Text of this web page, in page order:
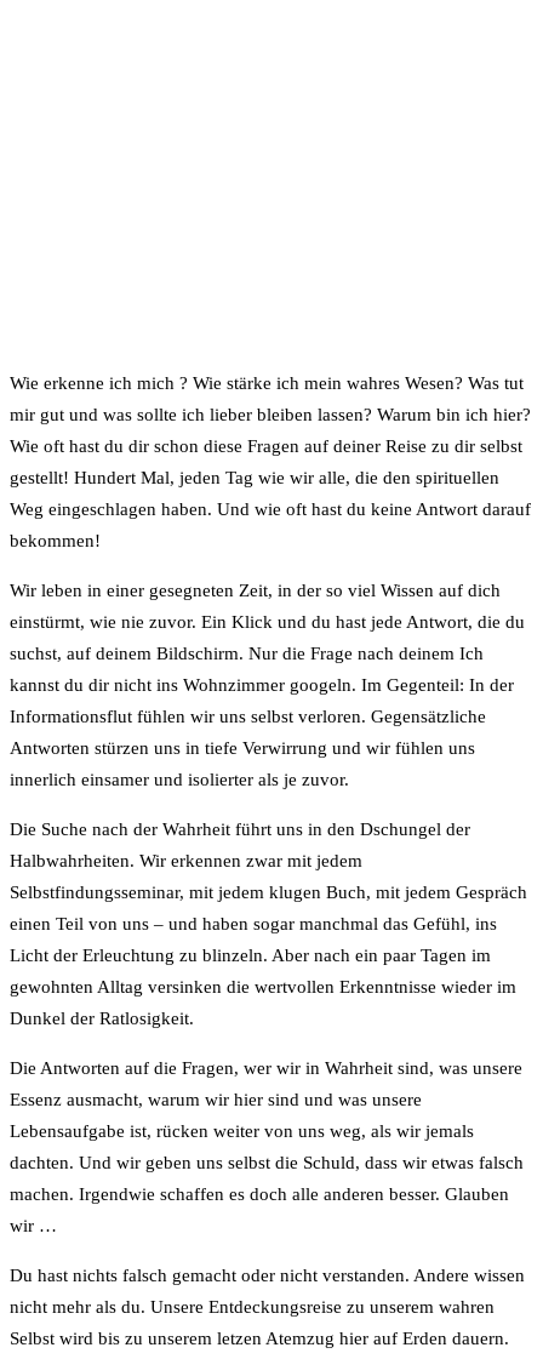
Wie erkenne ich mich ? Wie stärke ich mein wahres Wesen? Was tut
mir gut und was sollte ich lieber bleiben lassen? Warum bin ich hier?
Wie oft hast du dir schon diese Fragen auf deiner Reise zu dir selbst
gestellt! Hundert Mal, jeden Tag wie wir alle, die den spirituellen
Weg eingeschlagen haben. Und wie oft hast du keine Antwort darauf
bekommen!
Wir leben in einer gesegneten Zeit, in der so viel Wissen auf dich
einstürmt, wie nie zuvor. Ein Klick und du hast jede Antwort, die du
suchst, auf deinem Bildschirm. Nur die Frage nach deinem Ich
kannst du dir nicht ins Wohnzimmer googeln. Im Gegenteil: In der
Informationsflut fühlen wir uns selbst verloren. Gegensätzliche
Antworten stürzen uns in tiefe Verwirrung und wir fühlen uns
innerlich einsamer und isolierter als je zuvor.
Die Suche nach der Wahrheit führt uns in den Dschungel der
Halbwahrheiten. Wir erkennen zwar mit jedem
Selbstfindungsseminar, mit jedem klugen Buch, mit jedem Gespräch
einen Teil von uns – und haben sogar manchmal das Gefühl, ins
Licht der Erleuchtung zu blinzeln. Aber nach ein paar Tagen im
gewohnten Alltag versinken die wertvollen Erkenntnisse wieder im
Dunkel der Ratlosigkeit.
Die Antworten auf die Fragen, wer wir in Wahrheit sind, was unsere
Essenz ausmacht, warum wir hier sind und was unsere
Lebensaufgabe ist, rücken weiter von uns weg, als wir jemals
dachten. Und wir geben uns selbst die Schuld, dass wir etwas falsch
machen. Irgendwie schaffen es doch alle anderen besser. Glauben
wir …
Du hast nichts falsch gemacht oder nicht verstanden. Andere wissen
nicht mehr als du. Unsere Entdeckungsreise zu unserem wahren
Selbst wird bis zu unserem letzen Atemzug hier auf Erden dauern.